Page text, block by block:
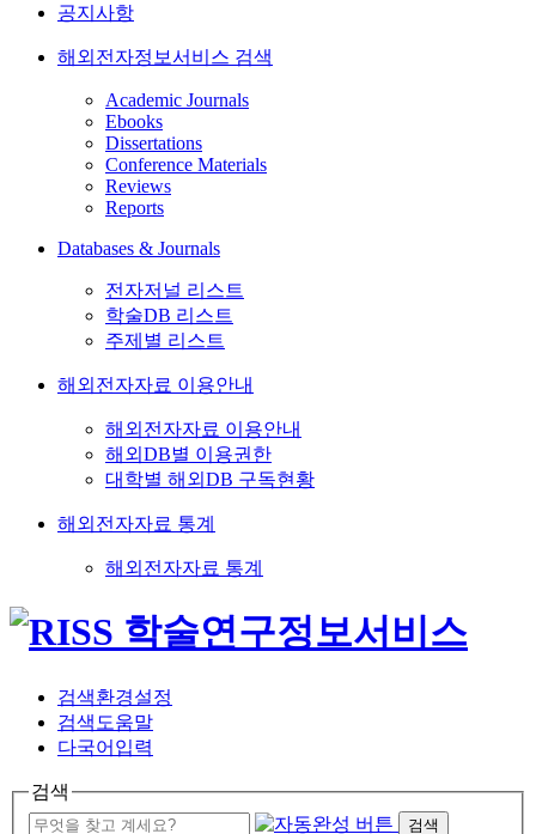
공지사항
해외전자정보서비스 검색
Academic Journals
Ebooks
Dissertations
Conference Materials
Reviews
Reports
Databases & Journals
전자저널 리스트
학술DB 리스트
주제별 리스트
해외전자자료 이용안내
해외전자자료 이용안내
해외DB별 이용권한
대학별 해외DB 구독현황
해외전자자료 통계
해외전자자료 통계
검색환경설정
검색도움말
다국어입력
검색
검색